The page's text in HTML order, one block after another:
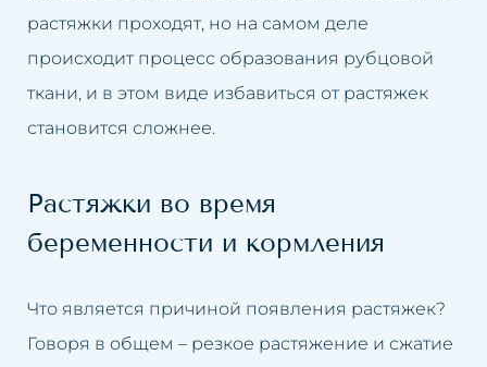
Пигментные пятна после
загара
Возрастная пигментация кожи
Расширенные капилляры
Розовые угри
Удаление перманентного
макияжа
Удаление пятен на коже
Удаление пигментных пятен
Удаление растяжек
растяжки проходят, но на самом деле
происходит процесс образования рубцовой
ткани, и в этом виде избавиться от растяжек
становится сложнее.
Растяжки во время
беременности и кормления
Что является причиной появления растяжек?
Говоря в общем – резкое растяжение и сжатие